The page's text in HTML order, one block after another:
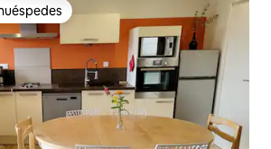
preferido